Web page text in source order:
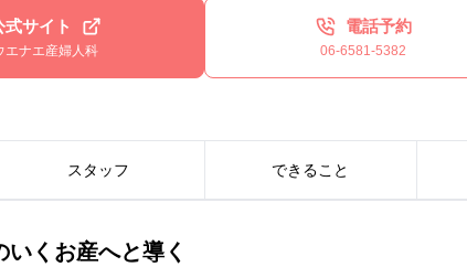
式サイト
エナエ産婦人科
電話予約
06-6581-5382
スタッフ できること
くお産へと導く